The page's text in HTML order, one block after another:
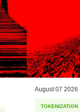
August 07 2026
TOKENIZATION